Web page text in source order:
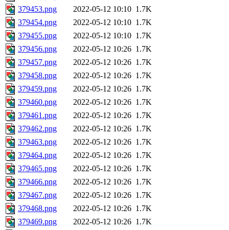
379453.png
2022-05-12 10:10 1.7K
379454.png
2022-05-12 10:10 1.7K
379455.png
2022-05-12 10:10 1.7K
379456.png
2022-05-12 10:26 1.7K
379457.png
2022-05-12 10:26 1.7K
379458.png
2022-05-12 10:26 1.7K
379459.png
2022-05-12 10:26 1.7K
379460.png
2022-05-12 10:26 1.7K
379461.png
2022-05-12 10:26 1.7K
379462.png
2022-05-12 10:26 1.7K
379463.png
2022-05-12 10:26 1.7K
379464.png
2022-05-12 10:26 1.7K
379465.png
2022-05-12 10:26 1.7K
379466.png
2022-05-12 10:26 1.7K
379467.png
2022-05-12 10:26 1.7K
379468.png
2022-05-12 10:26 1.7K
379469.png
2022-05-12 10:26 1.7K